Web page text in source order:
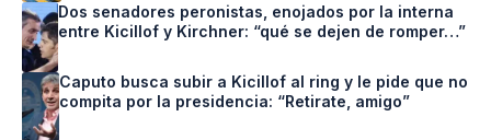
Dos senadores peronistas, enojados por la interna
entre Kicillof y Kirchner: “qué se dejen de romper…”
Caputo busca subir a Kicillof al ring y le pide que no
compita por la presidencia: “Retirate, amigo”